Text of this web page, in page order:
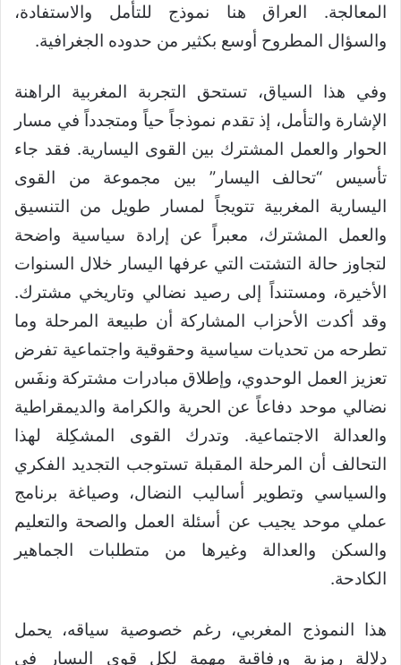
المعالجة. العراق هنا نموذج للتأمل والاستفادة،
والسؤال المطروح أوسع بكثير من حدوده الجغرافية.
وفي هذا السياق، تستحق التجربة المغربية الراهنة
الإشارة والتأمل، إذ تقدم نموذجاً حياً ومتجدداً في مسار
الحوار والعمل المشترك بين القوى اليسارية. فقد جاء
تأسيس “تحالف اليسار” بين مجموعة من القوى
اليسارية المغربية تتويجاً لمسار طويل من التنسيق
والعمل المشترك، معبراً عن إرادة سياسية واضحة
لتجاوز حالة التشتت التي عرفها اليسار خلال السنوات
الأخيرة، ومستنداً إلى رصيد نضالي وتاريخي مشترك.
وقد أكدت الأحزاب المشاركة أن طبيعة المرحلة وما
تطرحه من تحديات سياسية وحقوقية واجتماعية تفرض
تعزيز العمل الوحدوي، وإطلاق مبادرات مشتركة ونفَس
نضالي موحد دفاعاً عن الحرية والكرامة والديمقراطية
والعدالة الاجتماعية. وتدرك القوى المشكِلة لهذا
التحالف أن المرحلة المقبلة تستوجب التجديد الفكري
والسياسي وتطوير أساليب النضال، وصياغة برنامج
عملي موحد يجيب عن أسئلة العمل والصحة والتعليم
والسكن والعدالة وغيرها من متطلبات الجماهير
الكادحة.
هذا النموذج المغربي، رغم خصوصية سياقه، يحمل
دلالة رمزية ورفاقية مهمة لكل قوى اليسار في